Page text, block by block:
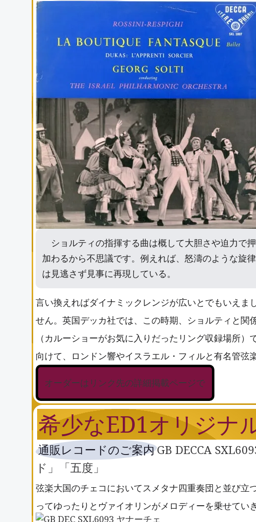
ショルティの指揮する曲は概して大胆さや迫力で
加わるから不思議です。例えれば、怒濤のような旋
は見逃さず見事に再現している。
言い換えればダイナミックレンジが広いとでもいえ
せん。英国デッカ社では、この時期、ショルティと
（カルーショーがお気に入りだったリング収録場所
向けて、ロンドン響やイスラエル・フィルと有名管弦
オーダーはリンク先の詳細掲載ページで
希少なED1オリジナ
通販レコードのご案内GB DECCA
ド」「五度」
弦楽大国のチェコにおいてスメタナ四重奏団と並び
ってゆったりとヴァイオリンがメロディーを乗せてい